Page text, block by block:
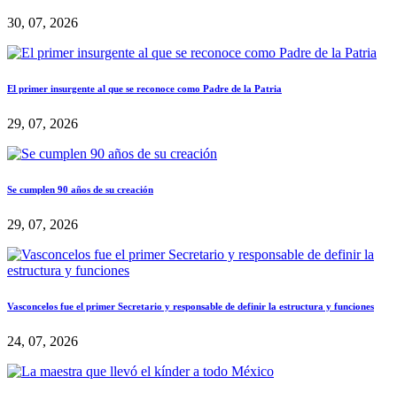
30, 07, 2026
El primer insurgente al que se reconoce como Padre de la Patria
29, 07, 2026
Se cumplen 90 años de su creación
29, 07, 2026
Vasconcelos fue el primer Secretario y responsable de definir la estructura y funciones
24, 07, 2026